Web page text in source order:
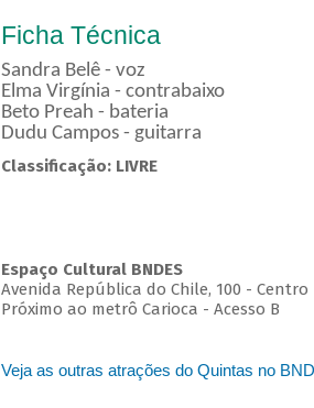
Ficha Técnica
Sandra Belê - voz
Elma Virgínia - contrabaixo
Beto Preah - bateria
Dudu Campos - guitarra
Classificação: LIVRE
Espaço Cultural BNDES
Avenida República do Chile, 100 - Centro
Próximo ao metrô Carioca - Acesso B
Veja as outras atrações do Quintas no